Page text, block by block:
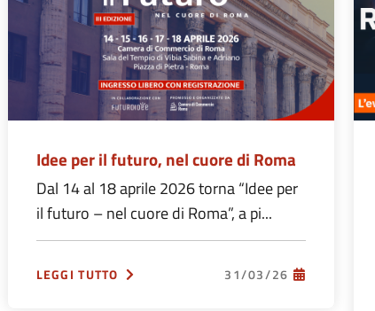
Idee per il futuro, nel cuore di Roma
Dal 14 al 18 aprile 2026 torna “Idee per
il futuro – nel cuore di Roma”, a pi...
LEGGI TUTTO 31/03/26